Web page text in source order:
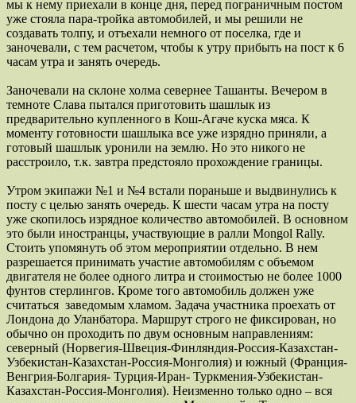
мы к нему приехали в конце дня, перед пограничным постом
уже стояла пара-тройка автомобилей, и мы решили не
создавать толпу, и отъехали немного от поселка, где и
заночевали, с тем расчетом, чтобы к утру прибыть на пост к 6
часам утра и занять очередь.
Заночевали на склоне холма севернее Ташанты. Вечером в
темноте Слава пытался приготовить шашлык из
предварительно купленного в Кош-Агаче куска мяса. К
моменту готовности шашлыка все уже изрядно приняли, а
готовый шашлык уронили на землю. Но это никого не
расстроило, т.к. завтра предстояло прохождение границы.
Утром экипажи №1 и №4 встали пораньше и выдвинулись к
посту с целью занять очередь. К шести часам утра на посту
уже скопилось изрядное количество автомобилей. В основном
это были иностранцы, участвующие в ралли Mongol Rally.
Стоить упомянуть об этом мероприятии отдельно. В нем
разрешается принимать участие автомобилям с объемом
двигателя не более одного литра и стоимостью не более 1000
фунтов стерлингов. Кроме того автомобиль должен уже
считаться заведомым хламом. Задача участника проехать от
Лондона до Уланбатора. Маршрут строго не фиксирован, но
обычно он проходить по двум основным направлениям:
северный (Норвегия-Швеция-Финляндия-Россия-Казахстан-
Узбекистан-Казахстан-Россия-Монголия) и южный (Франция-
Венгрия-Болгария- Турция-Иран- Туркмения-Узбекистан-
Казахстан-Россия-Монголия). Неизменно только одно – вся